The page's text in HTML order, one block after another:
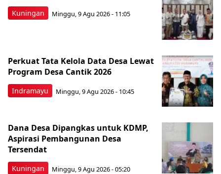
Kuningan Minggu, 9 Agu 2026 - 11:05
Indramayu
Perkuat Tata Kelola Data Desa Lewat
Program Desa Cantik 2026
Minggu, 9 Agu 2026 - 10:45
Kuningan
Dana Desa Dipangkas untuk KDMP,
Aspirasi Pembangunan Desa
Tersendat
Minggu, 9 Agu 2026 - 05:20